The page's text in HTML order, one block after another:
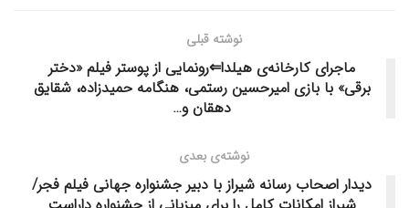
نوشته قبلی
ماجرای کارخانه‌ی هیلدا⇐رونمایی از پوستر فیلم «دختر
برقی» با بازی امیرحسین رستمی، هنگامه حمیدزاده، شقایق
دهقان و…
نوشته‌ی بعدی
دیدار اصحاب رسانه شیراز با دبیر جشنواره جهانی فیلم فجر/